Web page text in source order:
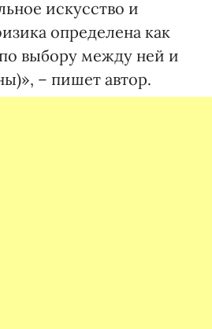
искусство и
определена как
выбору между ней и
– пишет автор.